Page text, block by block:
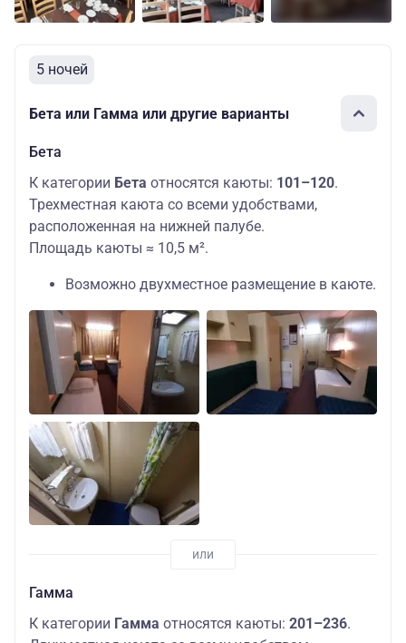
5 ночей
Бета или Гамма или другие варианты
Бета
К категории Бета относятся каюты: 101–120.
Трехместная каюта со всеми удобствами,
расположенная на нижней палубе.
Площадь каюты ≈ 10,5 м².
Возможно двухместное размещение в каюте.
Гамма
К категории Гамма относятся каюты: 201–236.